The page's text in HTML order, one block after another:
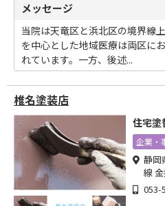
メッセージ
当院は天竜区と浜北区の境界線
を中心とした地域医療は両区に
れています。一方、後述...
椎名塗装店
住宅塗
企業・
静岡
線
053-